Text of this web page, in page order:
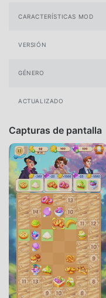
CARACTERÍSTICAS MOD
VERSIÓN
GÉNERO
ACTUALIZADO
Capturas de pantalla